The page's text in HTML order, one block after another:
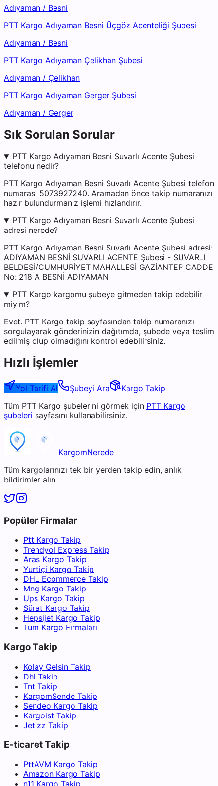
Adıyaman / Besni
PTT Kargo Adıyaman Besni Üçgöz Acenteliği Şubesi
Adıyaman / Besni
PTT Kargo Adıyaman Çelikhan Şubesi
Adıyaman / Çelikhan
PTT Kargo Adıyaman Gerger Şubesi
Adıyaman / Gerger
Sık Sorulan Sorular
PTT Kargo Adıyaman Besni Suvarlı Acente Şubesi
telefonu nedir?
PTT Kargo Adıyaman Besni Suvarlı Acente Şubesi telefon
numarası 5073927240. Aramadan önce takip numaranızı
hazır bulundurmanız işlemi hızlandırır.
PTT Kargo Adıyaman Besni Suvarlı Acente Şubesi
adresi nerede?
PTT Kargo Adıyaman Besni Suvarlı Acente Şubesi adresi:
ADIYAMAN BESNİ SUVARLI ACENTE Şubesi - SUVARLI
BELDESİ/CUMHURİYET MAHALLESİ GAZİANTEP CADDE
No: 218 A BESNİ ADIYAMAN
PTT Kargo kargomu şubeye gitmeden takip edebilir
miyim?
Evet. PTT Kargo takip sayfasından takip numaranızı
sorgulayarak gönderinizin dağıtımda, şubede veya teslim
edilmiş olup olmadığını kontrol edebilirsiniz.
Hızlı İşlemler
Yol Tarifi Al Şubeyi Ara
Kargo Takip
Tüm PTT Kargo şubelerini görmek için PTT Kargo
şubeleri sayfasını kullanabilirsiniz.
KargomNerede
Tüm kargolarınızı tek bir yerden takip edin, anlık
bildirimler alın.
Popüler Firmalar
Ptt Kargo Takip
Trendyol Express Takip
Aras Kargo Takip
Yurtiçi Kargo Takip
DHL Ecommerce Takip
Mng Kargo Takip
Ups Kargo Takip
Sürat Kargo Takip
Hepsijet Kargo Takip
Tüm Kargo Firmaları
Kargo Takip
Kolay Gelsin Takip
Dhl Takip
Tnt Takip
KargomSende Takip
Sendeo Kargo Takip
Kargoist Takip
Jetizz Takip
E-ticaret Takip
PttAVM Kargo Takip
Amazon Kargo Takip
n11 Kargo Takip